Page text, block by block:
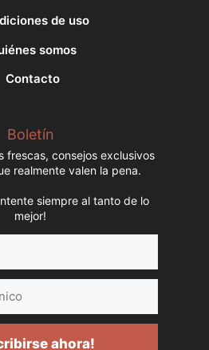
de uso
somos
Contacto
Boletín
frescas, consejos exclusivos
realmente valen la pena.
siempre al tanto de lo
mejor!
ahora!